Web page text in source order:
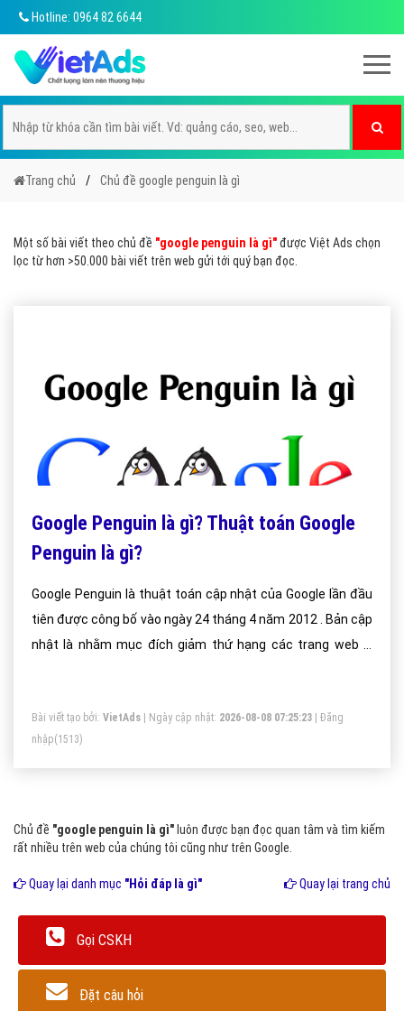
Hotline: 0964 82 6644
Trang chủ Chủ đề google penguin là gì
Một số bài viết theo chủ đề "google penguin là gì"được Việt Ads chọn
lọc từ hơn >50.000 bài viết trên web gửi tới quý bạn đọc.
Google Penguin là gì? Thuật toán Google
Penguin là gì?
Google Penguin là thuật toán cập nhật của Google lần đầu
tiên được công bố vào ngày 24 tháng 4 năm 2012 . Bản cập
nhật là nhằm mục đích giảm thứ hạng các trang web vi
Bài viết tạo bởi: VietAds | Ngày cập nhật: 2026-08-08 07:25:23
Đăng
nhập(1513)
Chủ đề "google penguin là gì" luôn được bạn đọc quan tâm và tìm kiếm
rất nhiều trên web của chúng tôi cũng như trên Google.
Quay lại danh mục "Hỏi đáp là gì" Quay lại trang chủ
Gọi CSKH
Đặt câu hỏi